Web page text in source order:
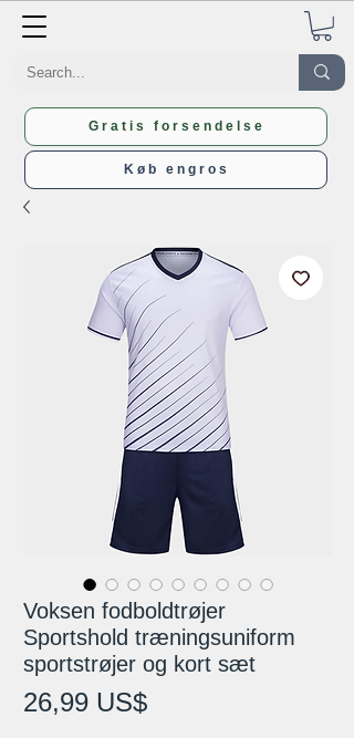
Gratis forsendelse
Køb engros
Voksen fodboldtrøjer
Sportshold træningsuniform
sportstrøjer og kort sæt
26,99 US$Pris